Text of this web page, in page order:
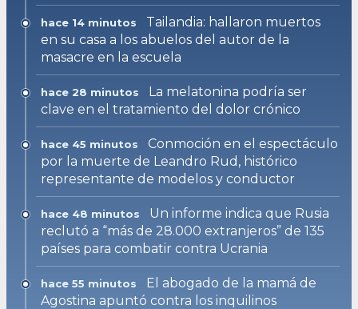
hace 14 minutos
Tailandia: hallaron muertos
en su casa a los abuelos del autor de la
masacre en la escuela
hace 28 minutos
La melatonina podría ser
clave en el tratamiento del dolor crónico
hace 45 minutos
Conmoción en el espectáculo
por la muerte de Leandro Rud, histórico
representante de modelos y conductor
hace 48 minutos
Un informe indica que Rusia
reclutó a “más de 28.000 extranjeros” de 135
países para combatir contra Ucrania
hace 55 minutos
El abogado de la mamá de
Agostina apuntó contra los inquilinos